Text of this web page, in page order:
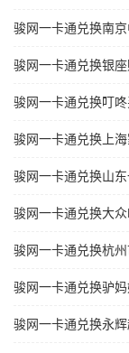
骏网一卡通兑换南
骏网一卡通兑换银座
骏网一卡通兑换叮咚
骏网一卡通兑换上
骏网一卡通兑换山
骏网一卡通兑换大
骏网一卡通兑换杭
骏网一卡通兑换驴
骏网一卡通兑换永辉